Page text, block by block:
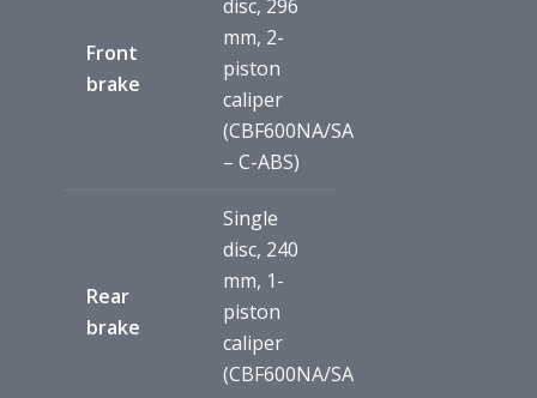
Front
brake
disc, 296
mm, 2-
piston
caliper
(CBF600NA/SA
– C-ABS)
Rear
brake
Single
disc, 240
mm, 1-
piston
caliper
(CBF600NA/SA